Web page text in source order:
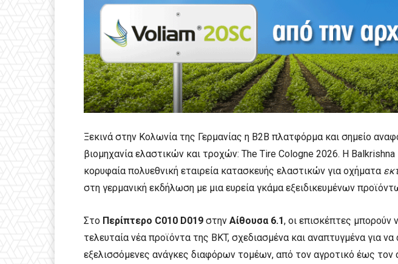
Ξεκινά στην Κολωνία της Γερμανίας η B2B πλατφόρμα και σημείο
βιομηχανία ελαστικών και τροχών: The Tire Cologne 2026. Η
κορυφαία πολυεθνική εταιρεία κατασκευής ελαστικών για οχήματα
στη γερμανική εκδήλωση με μια ευρεία γκάμα εξειδικευμένων
Στο Περίπτερο C010 D019 στην Αίθουσα 6.1, οι επισκέπτες μπορούν
τελευταία νέα προϊόντα της BKT, σχεδιασμένα και αναπτυγμένα για να
εξελισσόμενες ανάγκες διαφόρων τομέων, από τον αγροτικό έως τον